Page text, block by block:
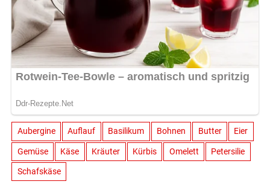
Aubergine Auflauf Basilikum Bohnen Butter Eier
Gemüse Käse Kräuter Kürbis Omelett Petersilie
Schafskäse